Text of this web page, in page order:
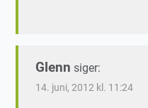
Glenn siger:
14. juni, 2012 kl. 11:24